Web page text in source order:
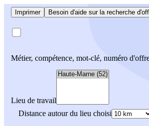
Imprimer Besoin d'aide sur la recherche
Métier, compétence, mot-clé, numéro
Lieu de travail
Distance autour du lieu choisi